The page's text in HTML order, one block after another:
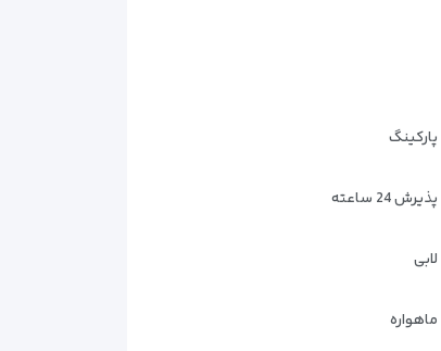
پارکینگ
پذیرش 24 ساعته
لابی
ماهواره